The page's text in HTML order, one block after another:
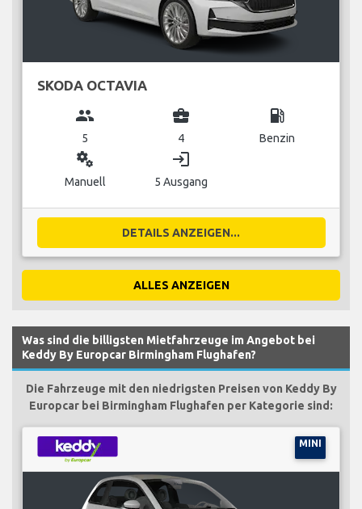
SKODA OCTAVIA
group
5
business_center
4
local_gas_station
Benzin
miscellaneous_services
Manuell
login
5 Ausgang
DETAILS ANZEIGEN...
ALLES ANZEIGEN
Was sind die billigsten Mietfahrzeuge im Angebot bei
Keddy By Europcar Birmingham Flughafen?
Die Fahrzeuge mit den niedrigsten Preisen von Keddy By
Europcar bei Birmingham Flughafen per Kategorie sind:
MINI